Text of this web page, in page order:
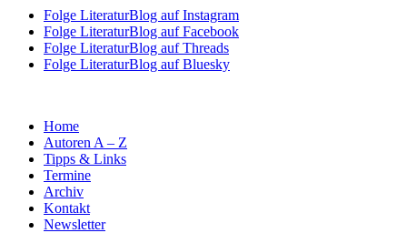
Folge LiteraturBlog auf Instagram
Folge LiteraturBlog auf Facebook
Folge LiteraturBlog auf Threads
Folge LiteraturBlog auf Bluesky
Home
Autoren A – Z
Tipps & Links
Termine
Archiv
Kontakt
Newsletter